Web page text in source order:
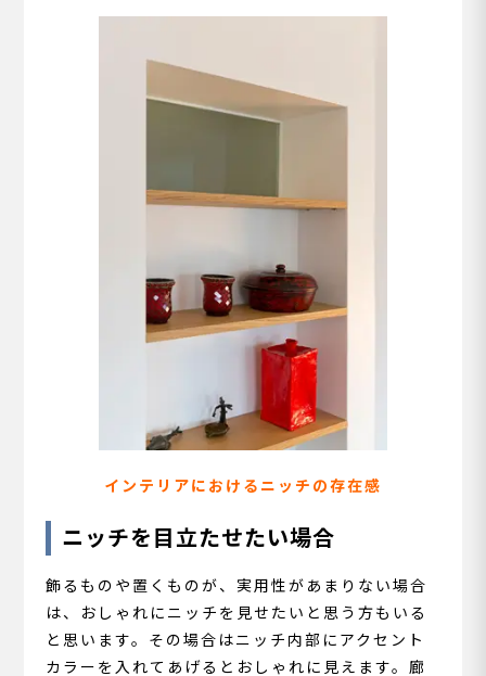
インテリアにおけるニッチの存在感
ニッチを目立たせたい場合
飾るものや置くものが、実用性があまりない場合
は、おしゃれにニッチを見せたいと思う方もいる
と思います。その場合はニッチ内部にアクセント
カラーを入れてあげるとおしゃれに見えます。廊